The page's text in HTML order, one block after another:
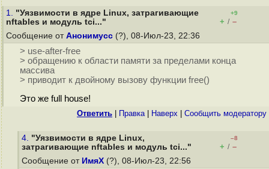
1. "Уязвимости в ядре Linux, затрагивающие
nftables и модуль tci..."
+9
+ / –
Сообщение от Анонимусс (?), 08-Июл-23, 22:36
> use-after-free
> обращению к области памяти за пределами конца
массива
> приводит к двойному вызову функции free()
Это же full house!
Ответить Правка| Наверх Cообщить модератору
4. "Уязвимости в ядре Linux,
затрагивающие nftables и модуль tci..."
–8
+ / –
Сообщение от ИмяХ (?), 08-Июл-23, 22:56